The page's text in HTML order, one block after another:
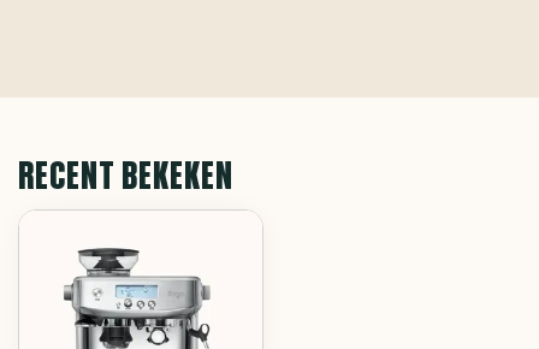
RECENT BEKEKEN